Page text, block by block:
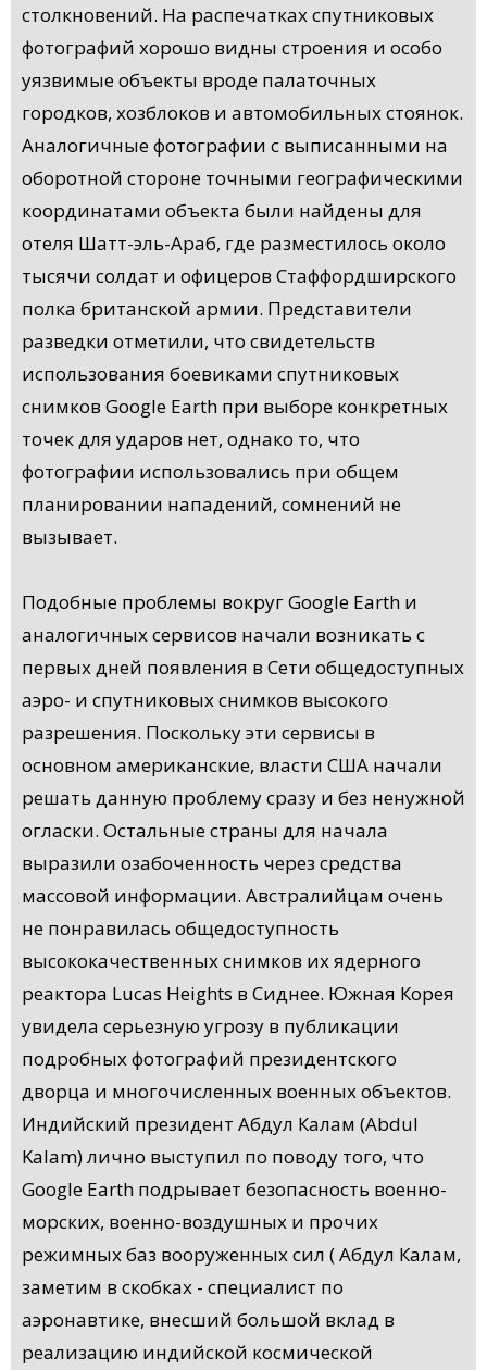
столкновений. На распечатках спутниковых
фотографий хорошо видны строения и особо
уязвимые объекты вроде палаточных
городков, хозблоков и автомобильных стоянок.
Аналогичные фотографии с выписанными на
оборотной стороне точными географическими
координатами объекта были найдены для
отеля Шатт-эль-Араб, где разместилось около
тысячи солдат и офицеров Стаффордширского
полка британской армии. Представители
разведки отметили, что свидетельств
использования боевиками спутниковых
снимков Google Earth при выборе конкретных
точек для ударов нет, однако то, что
фотографии использовались при общем
планировании нападений, сомнений не
вызывает.
Подобные проблемы вокруг Google Earth и
аналогичных сервисов начали возникать с
первых дней появления в Сети общедоступных
аэро- и спутниковых снимков высокого
разрешения. Поскольку эти сервисы в
основном американские, власти США начали
решать данную проблему сразу и без ненужной
огласки. Остальные страны для начала
выразили озабоченность через средства
массовой информации. Австралийцам очень
не понравилась общедоступность
высококачественных снимков их ядерного
реактора Lucas Heights в Сиднее. Южная Корея
увидела серьезную угрозу в публикации
подробных фотографий президентского
дворца и многочисленных военных объектов.
Индийский президент Абдул Калам (Abdul
Kalam) лично выступил по поводу того, что
Google Earth подрывает безопасность военно-
морских, военно-воздушных и прочих
режимных баз вооруженных сил ( Абдул Калам,
заметим в скобках - специалист по
аэронавтике, внесший большой вклад в
реализацию индийской космической